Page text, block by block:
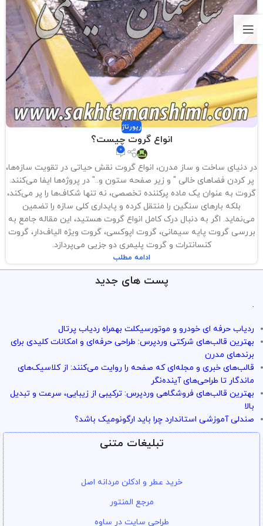
رپورتاژ
انواع گروت چیست؟
0
در دنیای ساخت و ساز مدرن، انواع گروت نقش حیاتی در تقویت سازه‌ها،
پر کردن فضاهای خالی " و زیر صفحه ستون و.." در پروژه‌ها ایفا می‌کنند.
گروت به عنوان یک ماده پرکننده تخصصی، نه تنها شکاف‌ها را پر می‌کند،
بلکه بارهای سنگین را منتقل کرده و پایداری کلی سازه را تضمین
می‌نماید. اگر به دنبال درک کامل انواع گروت هستید، این مقاله جامع به
بررسی گروت پایه سیمانی، گروت اپوکسی، گروت ویژه الیاف‌دار، گروت
کنسانترات و گروت پلیمری دو جزیی می‌پردازد.
ادامه مطلب
پست های جدید
.
ردیاب حرفه ای خودرو و موتورسیکلت بهمراه ردیاب پرتال
بهترین قالب‌های شرکتی وردپرس: طراحی حرفه‌ای و امکانات کلیدی برای
برندهای مدرن
قالب‌های خبری و مجله‌ای که صفحه را روایت می‌کنند: از کلاسیک‌های
ماندگار تا طراحی‌های آینده‌نگر
بهترین قالب‌های فروشگاهی وردپرس: ترکیبی از زیبایی، سرعت و تبدیل
بالا
صندلی آموزشی استاندارد چرا باید ارگونومیک باشد؟
تبلیغات متنی
خرید عطر و ادکلن مردانه اصل
مرجع المنتور
طراحی سایت در ساوه